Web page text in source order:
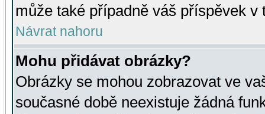
může také případně váš příspěvek v
Návrat nahoru
Mohu přidávat obrázky?
Obrázky se mohou zobrazovat ve
současné době neexistuje žádná